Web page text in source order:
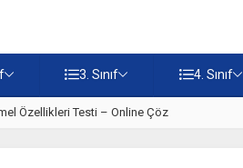
3. Sınıf 4. Sınıf
Özellikleri Testi – Online Çöz